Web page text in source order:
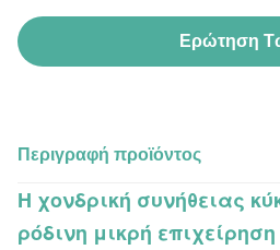
Ερώτηση
Περιγραφή προϊόντος
Η χονδρική συνήθειας
ρόδινη μικρή επιχείρηση